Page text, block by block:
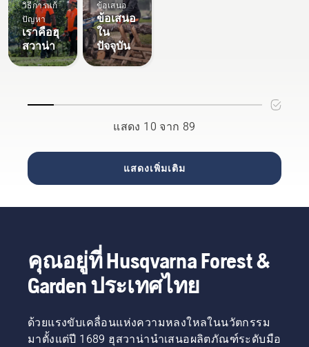
สำหรับ
งานบาง
งาน คุณ
อาจ
ต้องการ
เคลื่อน
X-Torq®
ของเรา
ให้กำลัง
เผาไหม้ที่
ประสิทธิภาพ
สูง
วิธีการแก้
ปัญหา
เราคือฮุ
สวาน่า
ทำงานที่
ต้องใช้
เวลาและ
ความ
พยายาม
หนึ่งก็คือ
ประโยชน์
ด้วยการ
เรียนรู้
ข้อเสนอ
ข้อเสนอ
ใน
ปัจจุบัน
มาก เรา
ปัจจัยใด
เมื่อคุณ
ตัดสินใจ
สำหรับ
คุณ
แสดง 10 จาก 89
แสดงเพิ่มเติม
คุณอยู่ที่ Husqvarna Forest &
Garden ประเทศไทย
ด้วยแรงขับเคลื่อนแห่งความหลงใหลในนวัตกรรม
มาตั้งแต่ปี 1689 ฮุสวาน่านำเสนอผลิตภัณฑ์ระดับมือ